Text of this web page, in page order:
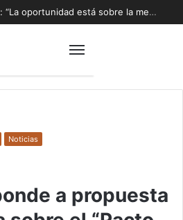
Biministro Daniel Mas: “La oportunidad está sobre la mesa y tenemos que aprovecharla”
Noticias
a propuesta